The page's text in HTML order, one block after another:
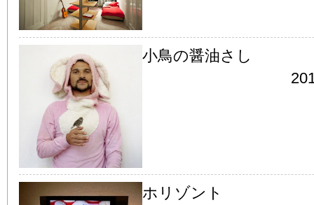
小鳥の醤油さし
ホリゾント